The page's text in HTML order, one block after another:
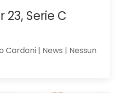
Serie C
Cardani | News | Nessun